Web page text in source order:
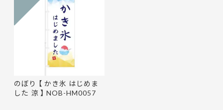
のぼり 【 かき氷 はじめま
した 涼 】 NOB-HM0057